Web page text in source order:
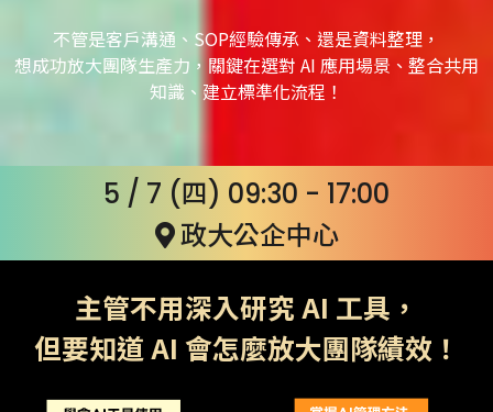
不管是客戶溝通、SOP經驗傳承、還是資料整理，
想成功放大團隊生產力，關鍵在選對 AI 應用場景、整合共用
知識、建立標準化流程！
5 / 7 (四) 09:30 - 17:00
政大公企中心
主管不用深入研究 AI 工具，
但要知道 AI 會怎麼放大團隊績效！